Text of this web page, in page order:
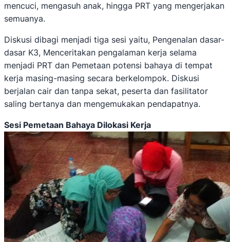
mencuci, mengasuh anak, hingga PRT yang mengerjakan
semuanya.
Diskusi dibagi menjadi tiga sesi yaitu, Pengenalan dasar-
dasar K3, Menceritakan pengalaman kerja selama
menjadi PRT dan Pemetaan potensi bahaya di tempat
kerja masing-masing secara berkelompok. Diskusi
berjalan cair dan tanpa sekat, peserta dan fasilitator
saling bertanya dan mengemukakan pendapatnya.
Sesi Pemetaan Bahaya Dilokasi Kerja